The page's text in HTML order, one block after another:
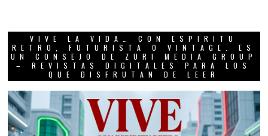
VIVE LA VIDA… CON ESPIRITU
RETRO, FUTURISTA O VINTAGE. ES
UN CONSEJO DE ZURI MEDIA GROUP
– REVISTAS DIGITALES PARA LOS
QUE DISFRUTAN DE LEER